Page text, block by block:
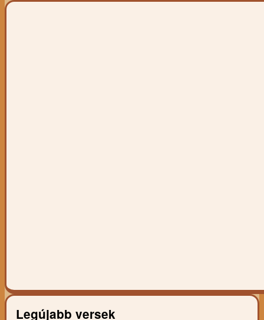
Legújabb versek